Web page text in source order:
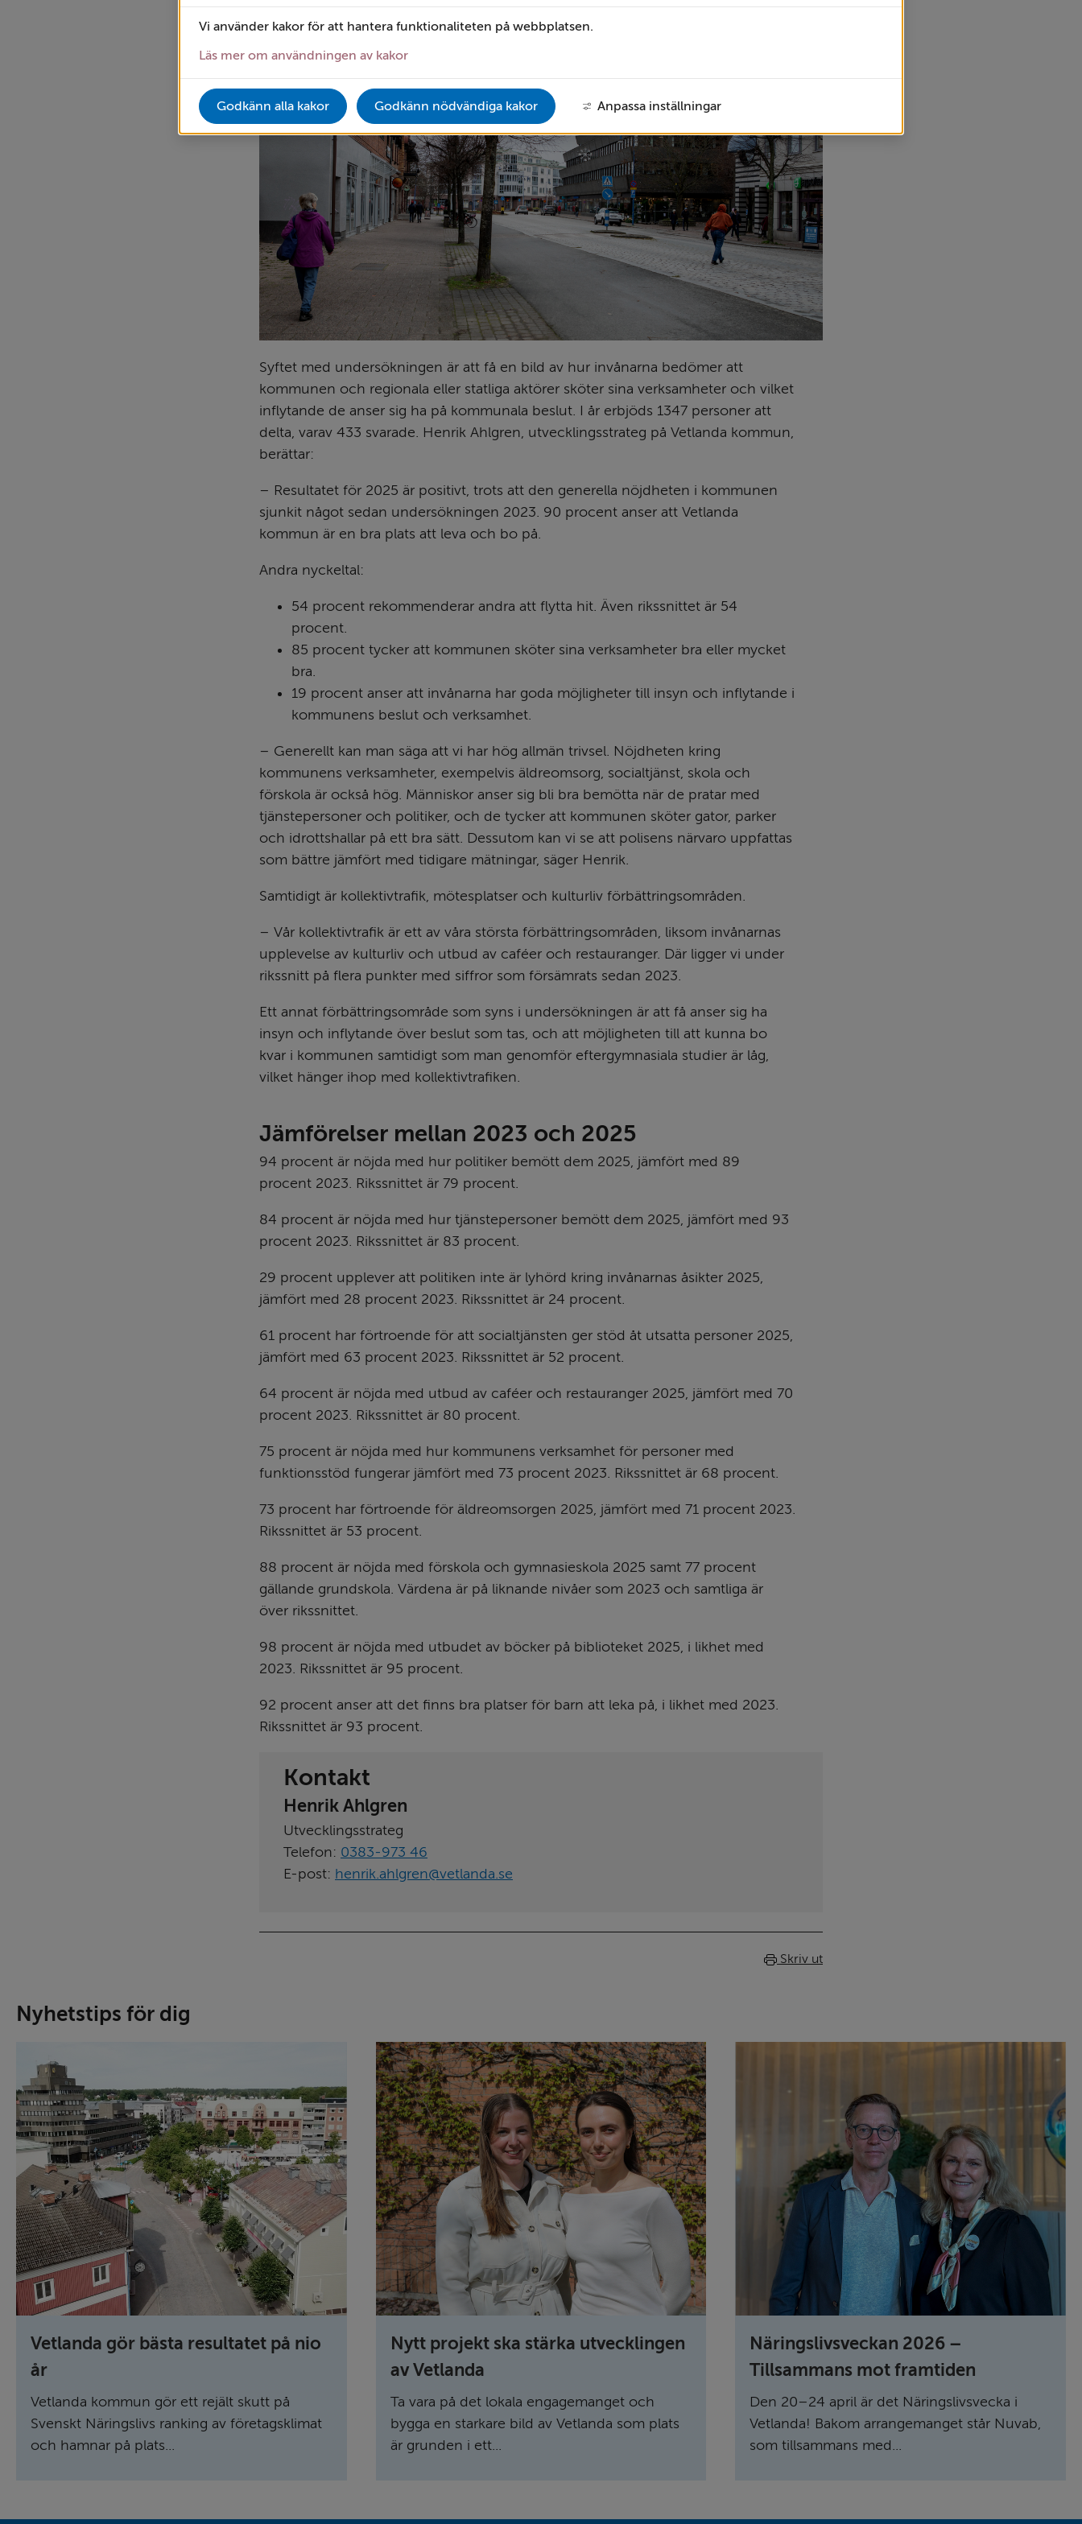
Vi använder kakor för att hantera funktionaliteten på webbplatsen.
Läs mer om användningen av kakor
Godkänn alla kakor Godkänn nödvändiga kakor Anpassa inställningar
kulturliv.
Syftet med undersökningen är att få en bild av hur invånarna bedömer att
kommunen och regionala eller statliga aktörer sköter sina verksamheter och vilket
inflytande de anser sig ha på kommunala beslut. I år erbjöds 1347 personer att
delta, varav 433 svarade. Henrik Ahlgren, utvecklingsstrateg på Vetlanda kommun,
berättar:
– Resultatet för 2025 är positivt, trots att den generella nöjdheten i kommunen
sjunkit något sedan undersökningen 2023. 90 procent anser att Vetlanda
kommun är en bra plats att leva och bo på.
Andra nyckeltal:
54 procent rekommenderar andra att flytta hit. Även rikssnittet är 54
procent.
85 procent tycker att kommunen sköter sina verksamheter bra eller mycket
bra.
19 procent anser att invånarna har goda möjligheter till insyn och inflytande i
kommunens beslut och verksamhet.
– Generellt kan man säga att vi har hög allmän trivsel. Nöjdheten kring
kommunens verksamheter, exempelvis äldreomsorg, socialtjänst, skola och
förskola är också hög. Människor anser sig bli bra bemötta när de pratar med
tjänstepersoner och politiker, och de tycker att kommunen sköter gator, parker
och idrottshallar på ett bra sätt. Dessutom kan vi se att polisens närvaro uppfattas
som bättre jämfört med tidigare mätningar, säger Henrik.
Samtidigt är kollektivtrafik, mötesplatser och kulturliv förbättringsområden.
– Vår kollektivtrafik är ett av våra största förbättringsområden, liksom invånarnas
upplevelse av kulturliv och utbud av caféer och restauranger. Där ligger vi under
rikssnitt på flera punkter med siffror som försämrats sedan 2023.
Ett annat förbättringsområde som syns i undersökningen är att få anser sig ha
insyn och inflytande över beslut som tas, och att möjligheten till att kunna bo
kvar i kommunen samtidigt som man genomför eftergymnasiala studier är låg,
vilket hänger ihop med kollektivtrafiken.
Jämförelser mellan 2023 och 2025
94 procent är nöjda med hur politiker bemött dem 2025, jämfört med 89
procent 2023. Rikssnittet är 79 procent.
84 procent är nöjda med hur tjänstepersoner bemött dem 2025, jämfört med 93
procent 2023. Rikssnittet är 83 procent.
29 procent upplever att politiken inte är lyhörd kring invånarnas åsikter 2025,
jämfört med 28 procent 2023. Rikssnittet är 24 procent.
61 procent har förtroende för att socialtjänsten ger stöd åt utsatta personer 2025,
jämfört med 63 procent 2023. Rikssnittet är 52 procent.
64 procent är nöjda med utbud av caféer och restauranger 2025, jämfört med 70
procent 2023. Rikssnittet är 80 procent.
75 procent är nöjda med hur kommunens verksamhet för personer med
funktionsstöd fungerar jämfört med 73 procent 2023. Rikssnittet är 68 procent.
73 procent har förtroende för äldreomsorgen 2025, jämfört med 71 procent 2023.
Rikssnittet är 53 procent.
88 procent är nöjda med förskola och gymnasieskola 2025 samt 77 procent
gällande grundskola. Värdena är på liknande nivåer som 2023 och samtliga är
över rikssnittet.
98 procent är nöjda med utbudet av böcker på biblioteket 2025, i likhet med
2023. Rikssnittet är 95 procent.
92 procent anser att det finns bra platser för barn att leka på, i likhet med 2023.
Rikssnittet är 93 procent.
Kontakt
Henrik Ahlgren
Utvecklingsstrateg
Telefon: 0383-973 46
E-post: henrik.ahlgren@vetlanda.se
Skriv ut
Nyhetstips för dig
Vetlanda gör bästa resultatet på nio
år
Vetlanda kommun gör ett rejält skutt på
Svenskt Näringslivs ranking av företagsklimat
och hamnar på plats...
Nytt projekt ska stärka utvecklingen
av Vetlanda
Ta vara på det lokala engagemanget och
bygga en starkare bild av Vetlanda som plats
är grunden i ett...
Näringslivsveckan 2026 –
Tillsammans mot framtiden
Den 20–24 april är det Näringslivsvecka i
Vetlanda! Bakom arrangemanget står Nuvab,
som tillsammans med...